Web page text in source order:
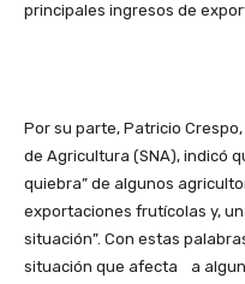
principales ingresos de
Por su parte, Patricio
de Agricultura (SNA), indicó
quiebra” de algunos
exportaciones frutícolas y,
situación”. Con estas
situación que afecta a